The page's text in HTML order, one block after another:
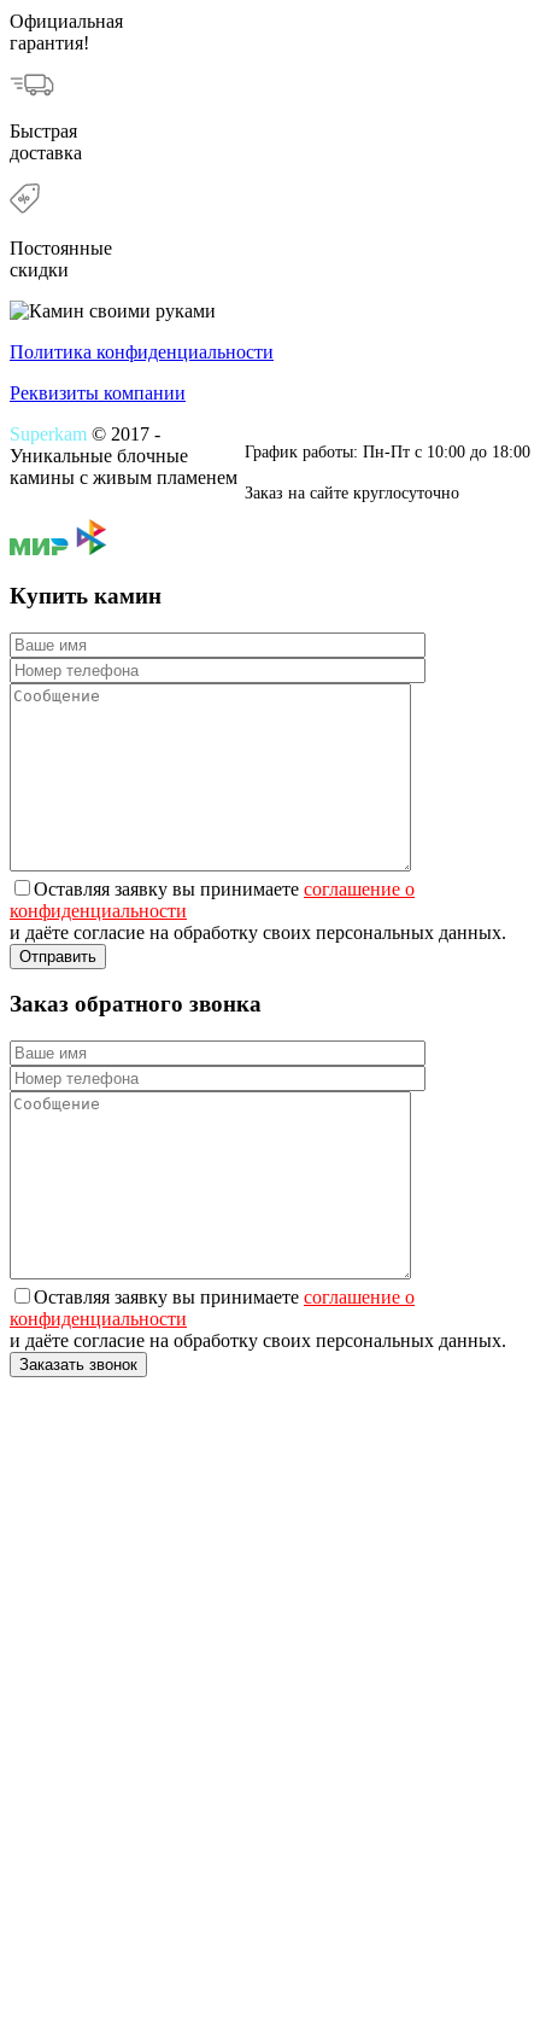
Официальная
гарантия!
Быстрая
доставка
Постоянные
скидки
Политика конфиденциальности
Реквизиты компании
График работы: Пн-Пт c 10:00 до 18:00
Заказ на сайте круглосуточно
Superkam © 2017 -
Уникальные блочные
камины с живым пламенем
Купить камин
Оставляя заявку вы принимаете соглашение о
конфиденциальности
и даёте согласие на обработку своих персональных данных.
Заказ обратного звонка
Оставляя заявку вы принимаете соглашение о
конфиденциальности
и даёте согласие на обработку своих персональных данных.